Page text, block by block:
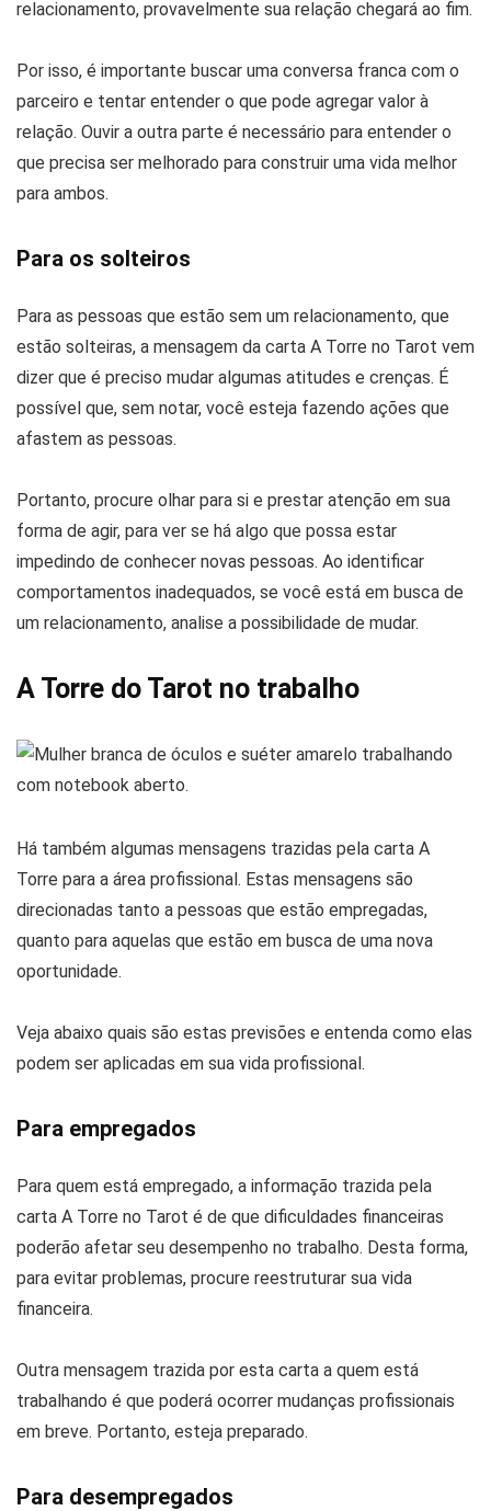
relacionamento, provavelmente sua relação chegará ao fim.
Por isso, é importante buscar uma conversa franca com o
parceiro e tentar entender o que pode agregar valor à
relação. Ouvir a outra parte é necessário para entender o
que precisa ser melhorado para construir uma vida melhor
para ambos.
Para os solteiros
Para as pessoas que estão sem um relacionamento, que
estão solteiras, a mensagem da carta A Torre no Tarot vem
dizer que é preciso mudar algumas atitudes e crenças. É
possível que, sem notar, você esteja fazendo ações que
afastem as pessoas.
Portanto, procure olhar para si e prestar atenção em sua
forma de agir, para ver se há algo que possa estar
impedindo de conhecer novas pessoas. Ao identificar
comportamentos inadequados, se você está em busca de
um relacionamento, analise a possibilidade de mudar.
A Torre do Tarot no trabalho
Há também algumas mensagens trazidas pela carta A
Torre para a área profissional. Estas mensagens são
direcionadas tanto a pessoas que estão empregadas,
quanto para aquelas que estão em busca de uma nova
oportunidade.
Veja abaixo quais são estas previsões e entenda como elas
podem ser aplicadas em sua vida profissional.
Para empregados
Para quem está empregado, a informação trazida pela
carta A Torre no Tarot é de que dificuldades financeiras
poderão afetar seu desempenho no trabalho. Desta forma,
para evitar problemas, procure reestruturar sua vida
financeira.
Outra mensagem trazida por esta carta a quem está
trabalhando é que poderá ocorrer mudanças profissionais
em breve. Portanto, esteja preparado.
Para desempregados